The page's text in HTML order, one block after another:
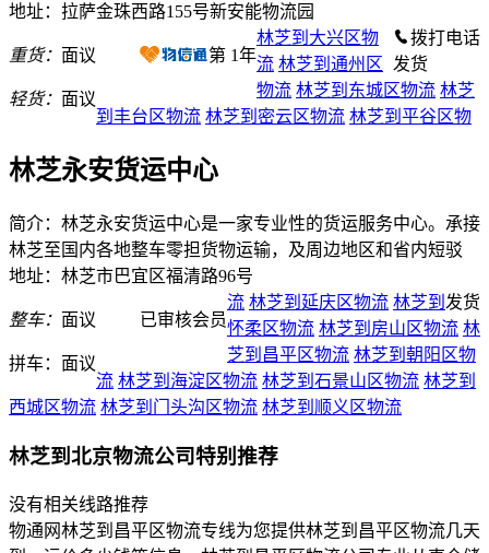
地址：拉萨金珠西路155号新安能物流园
重货： 面议
轻货： 面议
第 1年
拨打电话
发货
林芝永安货运中心
简介：林芝永安货运中心是一家专业性的货运服务中心。承接
林芝至国内各地整车零担货物运输，及周边地区和省内短驳
地址：林芝市巴宜区福清路96号
整车： 面议
拼车： 面议
已审核会员
发货
林芝到大兴区物
流 林芝到通州区
物流 林芝到东城区物流 林芝
到丰台区物流 林芝到密云区物流 林芝到平谷区物
流 林芝到延庆区物流 林芝到
怀柔区物流 林芝到房山区物流 林
芝到昌平区物流 林芝到朝阳区物
流 林芝到海淀区物流 林芝到石景山区物流 林芝到
西城区物流 林芝到门头沟区物流 林芝到顺义区物流
林芝到北京物流公司特别推荐
没有相关线路推荐
物通网林芝到昌平区物流专线为您提供林芝到昌平区物流几天